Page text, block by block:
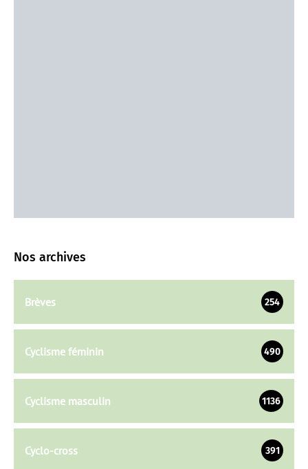
Nos archives
Brèves 254
Cyclisme féminin 490
Cyclisme masculin 1136
Cyclo-cross 391